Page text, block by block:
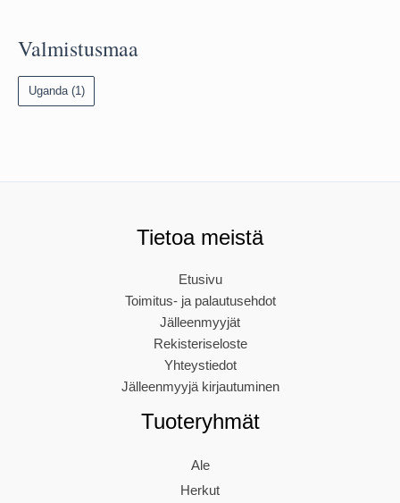
Valmistusmaa
Uganda (1)
Tietoa meistä
Etusivu
Toimitus- ja palautusehdot
Jälleenmyyjät
Rekisteriseloste
Yhteystiedot
Jälleenmyyjä kirjautuminen
Tuoteryhmät
Ale
Herkut